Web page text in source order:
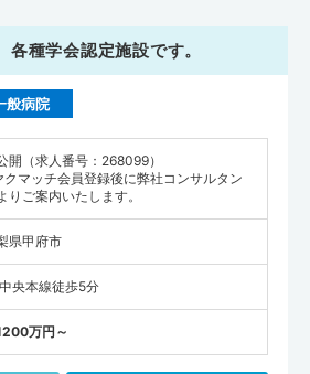
種学会認定施設です。
般病院
開（求人番号：268099）
クマッチ会員登録後に弊社コンサルタン
りご案内いたします。
県甲府市
央本線徒歩5分
万円～